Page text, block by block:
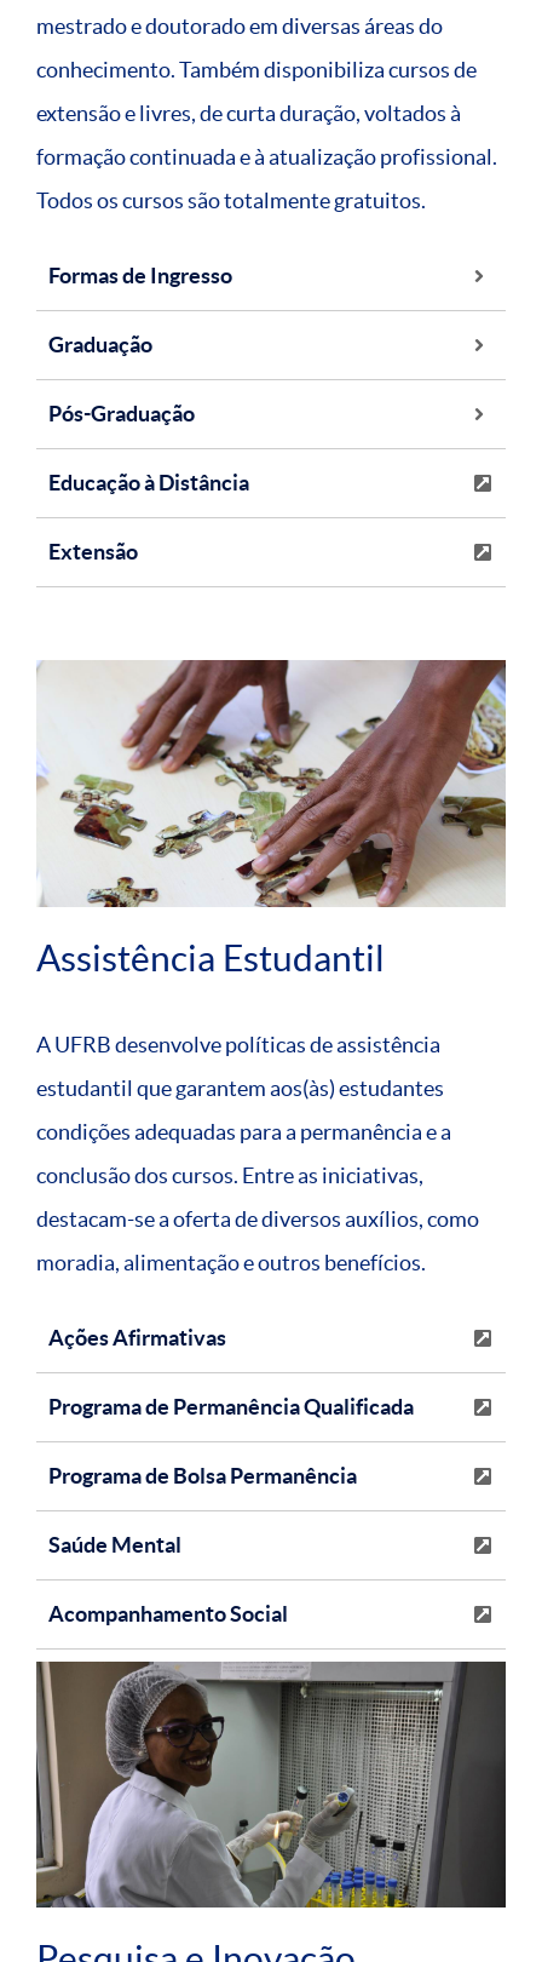
mestrado e doutorado em diversas áreas do
conhecimento. Também disponibiliza cursos de
extensão e livres, de curta duração, voltados à
formação continuada e à atualização profissional.
Todos os cursos são totalmente gratuitos.
Formas de Ingresso
Graduação
Pós-Graduação
Educação à Distância
Extensão
Assistência Estudantil
A UFRB desenvolve políticas de assistência
estudantil que garantem aos(às) estudantes
condições adequadas para a permanência e a
conclusão dos cursos. Entre as iniciativas,
destacam-se a oferta de diversos auxílios, como
moradia, alimentação e outros benefícios.
Ações Afirmativas
Programa de Permanência Qualificada
Programa de Bolsa Permanência
Saúde Mental
Acompanhamento Social